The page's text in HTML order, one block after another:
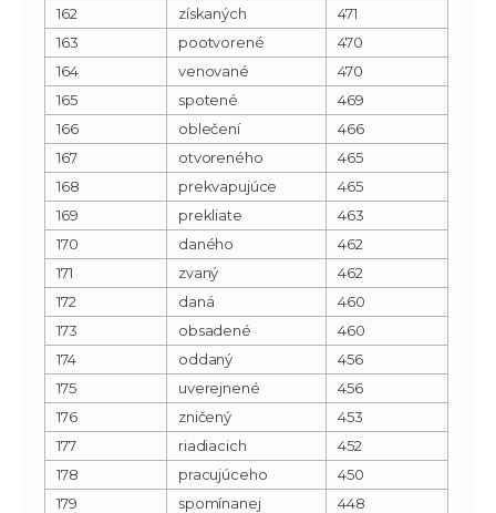
162
získaných
471
163
pootvorené
470
164
venované
470
165
spotené
469
166
oblečení
466
167
otvoreného
465
168
prekvapujúce
465
169
prekliate
463
170
daného
462
171
zvaný
462
172
daná
460
173
obsadené
460
174
oddaný
456
175
uverejnené
456
176
zničený
453
177
riadiacich
452
178
pracujúceho
450
179
spomínanej
448